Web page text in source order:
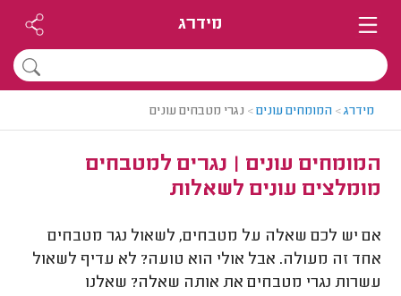
מידרג
מידרג> המומחים עונים> נגרי מטבחים עונים
המומחים עונים | נגרים למטבחים
מומלצים עונים לשאלות
אם יש לכם שאלה על מטבחים, לשאול נגר מטבחים
אחד זה מעולה. אבל אולי הוא טועה? לא עדיף לשאול
עשרות נגרי מטבחים את אותה שאלה? שאלנו